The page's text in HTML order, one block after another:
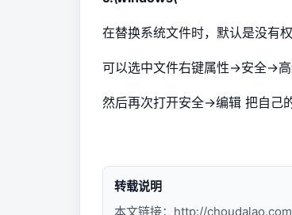
在替换系统文件时，默认是没有权
可以选中文件右键属性->安全->
然后再次打开安全->编辑 把自己
转载说明
本文链接： http://